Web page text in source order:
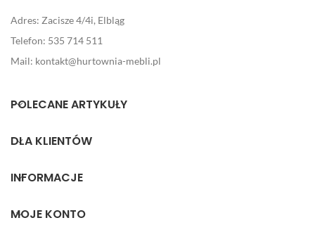
Adres: Zacisze 4/4i, Elbląg
Telefon: 535 714 511
Mail: kontakt@hurtownia-mebli.pl
POLECANE ARTYKUŁY
DLA KLIENTÓW
INFORMACJE
MOJE KONTO